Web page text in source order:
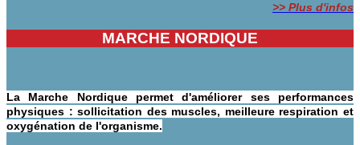
>> Plus d'infos
MARCHE NORDIQUE
La Marche Nordique permet d'améliorer ses performances
physiques : sollicitation des muscles, meilleure respiration et
oxygénation de l'organisme.